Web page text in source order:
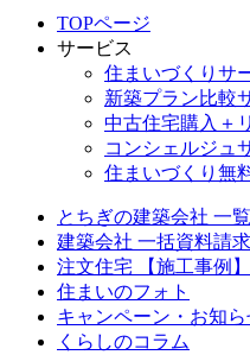
TOPページ
サービス
住まいづくりサ
新築プラン比較
中古住宅購入＋
コンシェルジュ
住まいづくり無
とちぎの建築会社 一覧
建築会社 一括資料請求
注文住宅 【施工事例】
住まいのフォト
キャンペーン・お知ら
くらしのコラム